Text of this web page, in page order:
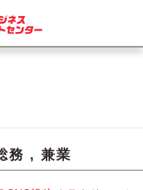
務 , 兼業